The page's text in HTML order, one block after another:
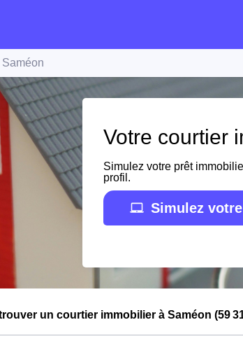
Saméon
Votre courtier
Simulez votre prêt
profil.
Simulez
un courtier immobilier à Saméon (59